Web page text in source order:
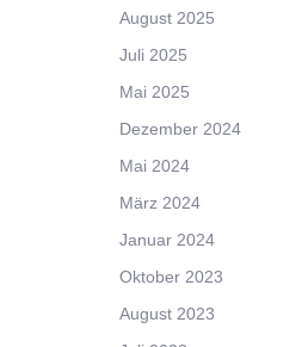
August 2025
Juli 2025
Mai 2025
Dezember 2024
Mai 2024
März 2024
Januar 2024
Oktober 2023
August 2023